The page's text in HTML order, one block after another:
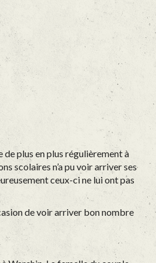
plus en plus régulièrement à
scolaires n’a pu voir arriver ses
ceux-ci ne lui ont pas
de voir arriver bon nombre